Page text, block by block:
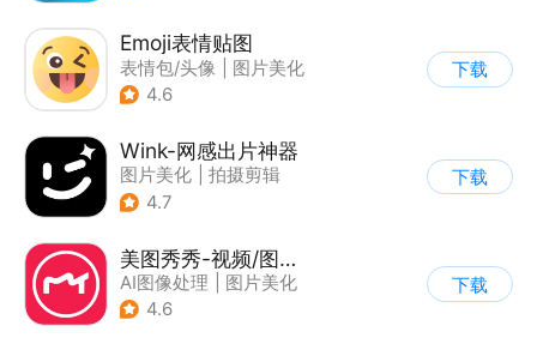
Emoji表情贴图
表情包/头像
图片美化
| AI图像处理
4.6
下载
Wink-网感出片神器
图片美化
拍摄剪辑
4.7
下载
美图秀秀-视频/图片/Live人像精修工具
AI图像处理
图片美化
4.6
下载